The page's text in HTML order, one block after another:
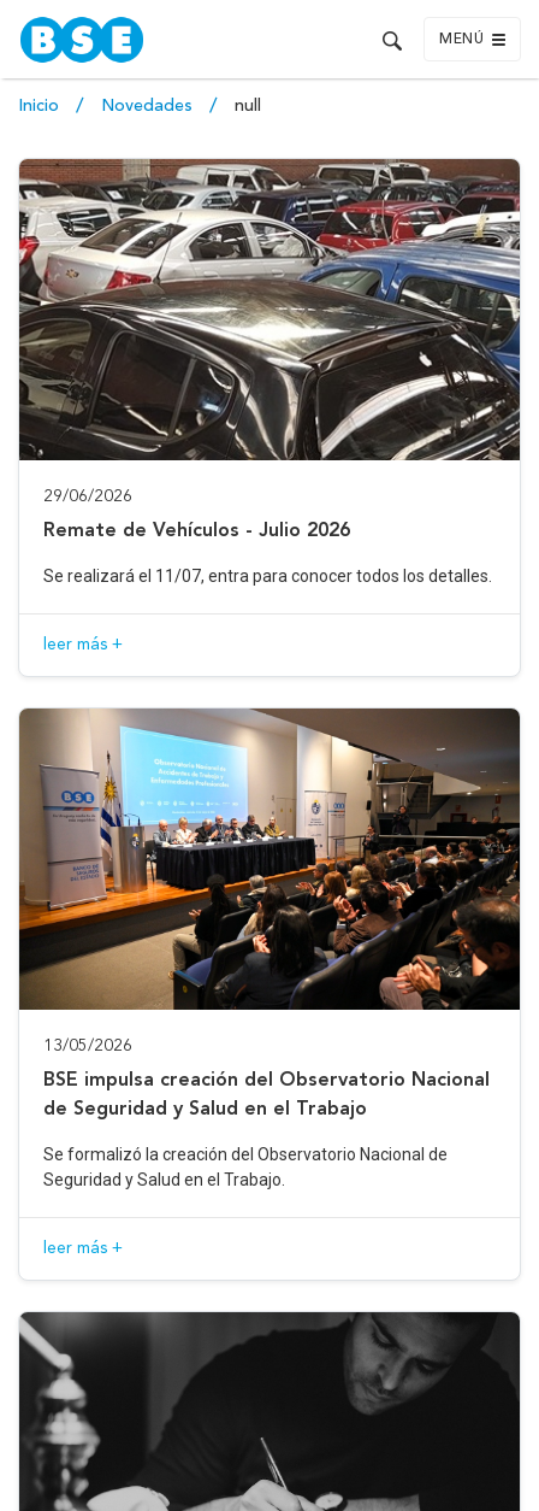
MENÚ
Inicio Novedades null
29/06/2026
Remate de Vehículos - Julio 2026
Se realizará el 11/07, entra para conocer todos los detalles.
leer más +
13/05/2026
BSE impulsa creación del Observatorio Nacional
de Seguridad y Salud en el Trabajo
Se formalizó la creación del Observatorio Nacional de
Seguridad y Salud en el Trabajo.
leer más +